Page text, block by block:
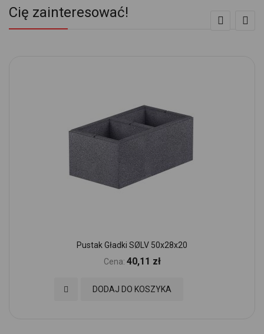
Cię zainteresować!
Pustak Gładki SØLV 50x28x20
Cena: 40,11 zł
DODAJ DO KOSZYKA
Dodaj do Ulubionych